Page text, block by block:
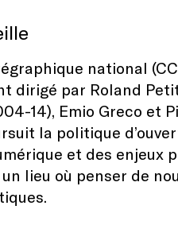
national
dirigé par Roland
14), Emio Greco et
la politique
et des
lieu où penser de